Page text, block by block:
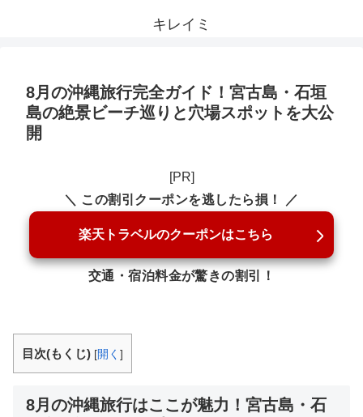
キレイミ
8月の沖縄旅行完全ガイド！宮古島・石垣
島の絶景ビーチ巡りと穴場スポットを大公
開
[PR]
＼ この割引クーポンを逃したら損！ ／
楽天トラベルのクーポンはこちら
交通・宿泊料金が驚きの割引！
目次(もくじ) [開く ]
8月の沖縄旅行はここが魅力！宮古島・石